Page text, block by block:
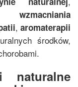
wzmacniania
, aromaterapii
środków,
naturalne